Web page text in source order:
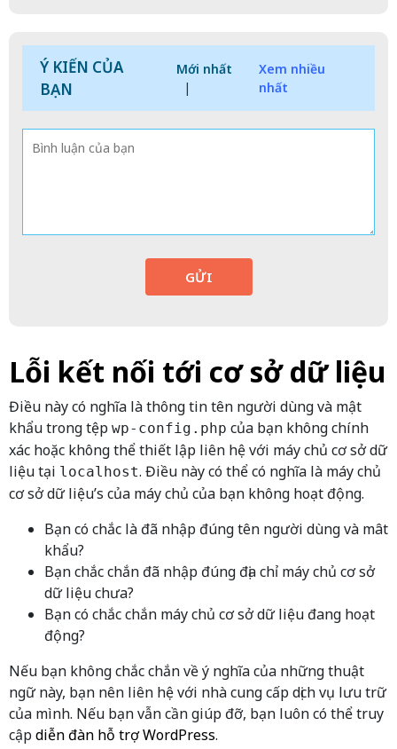
Ý KIẾN CỦA
BẠN
Mới nhất
|
Xem nhiều
nhất
GỬI
Lỗi kết nối tới cơ sở dữ liệu
Điều này có nghĩa là thông tin tên người dùng và mật
khẩu trong tệp wp-config.php của bạn không chính
xác hoặc không thể thiết lập liên hệ với máy chủ cơ sở dữ
liệu tại localhost. Điều này có thể có nghĩa là máy chủ
cơ sở dữ liệu’s của máy chủ của bạn không hoạt động.
Bạn có chắc là đã nhập đúng tên người dùng và mât
khẩu?
Bạn chắc chắn đã nhập đúng địa chỉ máy chủ cơ sở
dữ liệu chưa?
Bạn có chắc chắn máy chủ cơ sở dữ liệu đang hoạt
động?
Nếu bạn không chắc chắn về ý nghĩa của những thuật
ngữ này, bạn nên liên hệ với nhà cung cấp dịch vụ lưu trữ
của mình. Nếu bạn vẫn cần giúp đỡ, bạn luôn có thể truy
cậpdiễn đàn hỗ trợ WordPress.